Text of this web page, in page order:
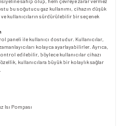
bu soğutucu gaz kullanımı, cihazın düşük
kullanıcıların sürdürülebilir bir seçenek
paneli ile kullanıcı dostudur. Kullanıcılar,
kolayca ayarlayabilirler. Ayrıca,
edilebilir, böylece kullanıcılar cihazı
kullanıcılara büyük bir kolaylık sağlar
Isı Pompası